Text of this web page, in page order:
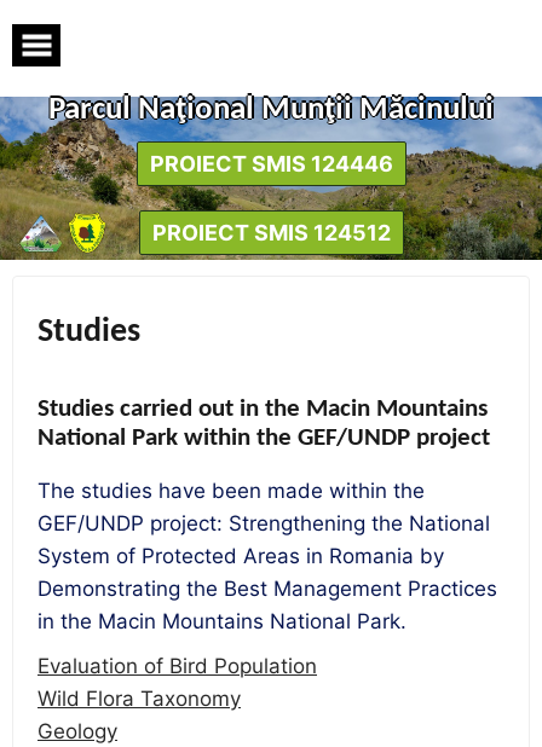
to
content
Parcul Naţional Munţii Măcinului
PROIECT SMIS 124446
PROIECT SMIS 124512
Studies
Studies carried out in the Macin Mountains
National Park within the GEF/UNDP project
The studies have been made within the
GEF/UNDP project: Strengthening the National
System of Protected Areas in Romania by
Demonstrating the Best Management Practices
in the Macin Mountains National Park.
Evaluation of Bird Population
Wild Flora Taxonomy
Geology